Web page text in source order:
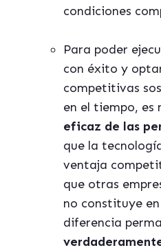
condiciones
Para poder
con éxito y
competitivas
en el tiempo, es
eficaz de las
que la
ventaja
que otras
no constituye
diferencia